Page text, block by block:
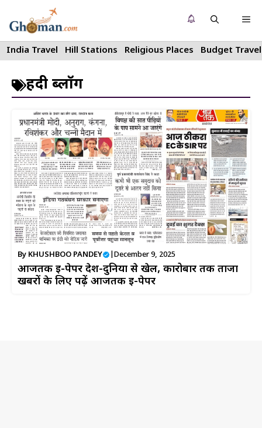
to
content
India Travel Hill Stations Religious Places Budget Travel
हिंदी ब्लॉग
By KHUSHBOO PANDEY December 9, 2025
आजतक ई-पेपर देश-दुनिया से खेल, कारोबार तक ताजा
खबरों के लिए पढ़ें आजतक ई-पेपर